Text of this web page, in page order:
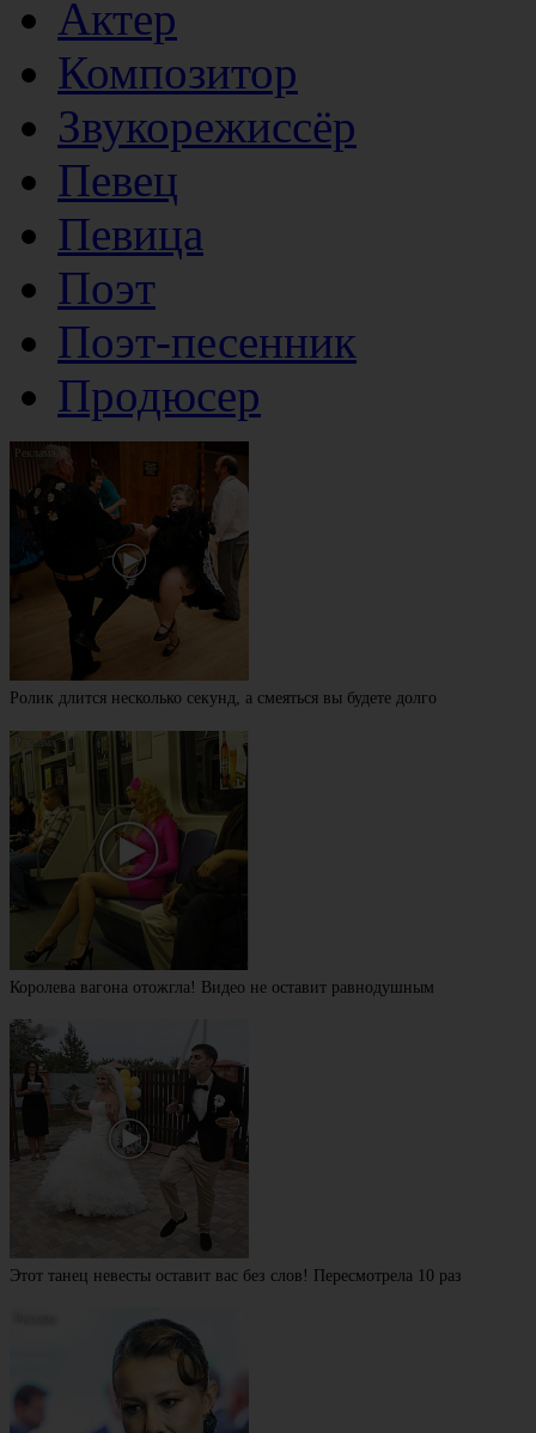
Актер
Композитор
Звукорежиссёр
Певец
Певица
Поэт
Поэт-песенник
Продюсер
Ролик длится несколько секунд, а смеяться вы будете долго
Королева вагона отожгла! Видео не оставит равнодушным
Этот танец невесты оставит вас без слов! Пересмотрела 10 раз